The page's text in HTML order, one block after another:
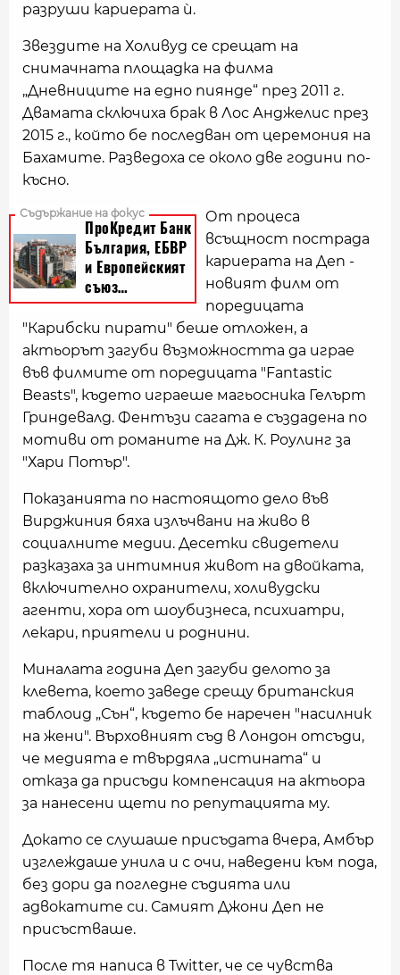
разруши кариерата ѝ.
Звездите на Холивуд се срещат на
снимачната площадка на филма
„Дневниците на едно пиянде“ през 2011 г.
Двамата сключиха брак в Лос Анджелис през
2015 г., който бе последван от церемония на
Бахамите. Разведоха се около две години по-
късно.
От процеса
всъщност пострада
кариерата на Деп -
новият филм от
поредицата
"Карибски пирати" беше отложен, а
актьорът загуби възможността да играе
във филмите от поредицата "Fantastic
Beasts", където играеше магьосника Гелърт
Гриндевалд. Фентъзи сагата е създадена по
мотиви от романите на Дж. К. Роулинг за
"Хари Потър".
Показанията по настоящото дело във
Вирджиния бяха излъчвани на живо в
социалните медии. Десетки свидетели
разказаха за интимния живот на двойката,
включително охранители, холивудски
агенти, хора от шоубизнеса, психиатри,
лекари, приятели и роднини.
Миналата година Деп загуби делото за
клевета, което заведе срещу британския
таблоид „Сън“, където бе наречен "насилник
на жени". Върховният съд в Лондон отсъди,
че медията е твърдяла „истината“ и
отказа да присъди компенсация на актьора
за нанесени щети по репутацията му.
Докато се слушаше присъдата вчера, Амбър
изглеждаше унила и с очи, наведени към пода,
без дори да погледне съдията или
адвокатите си. Самият Джони Деп не
присъстваше.
После тя написа в Twitter, че се чувства